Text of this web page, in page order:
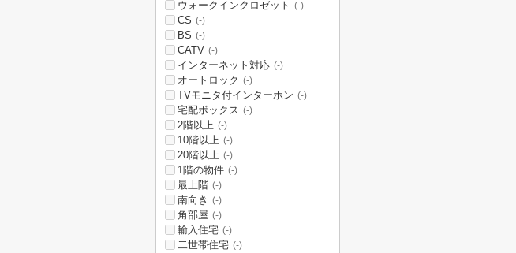
ウォークインクロゼット (-)
CS (-)
BS (-)
CATV (-)
インターネット対応 (-)
オートロック (-)
TVモニタ付インターホン (-)
宅配ボックス (-)
2階以上 (-)
10階以上 (-)
20階以上 (-)
1階の物件 (-)
最上階 (-)
南向き (-)
角部屋 (-)
輸入住宅 (-)
二世帯住宅 (-)